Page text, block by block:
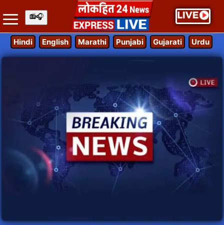
Hindi English Marathi Punjabi Gujarati Urdu